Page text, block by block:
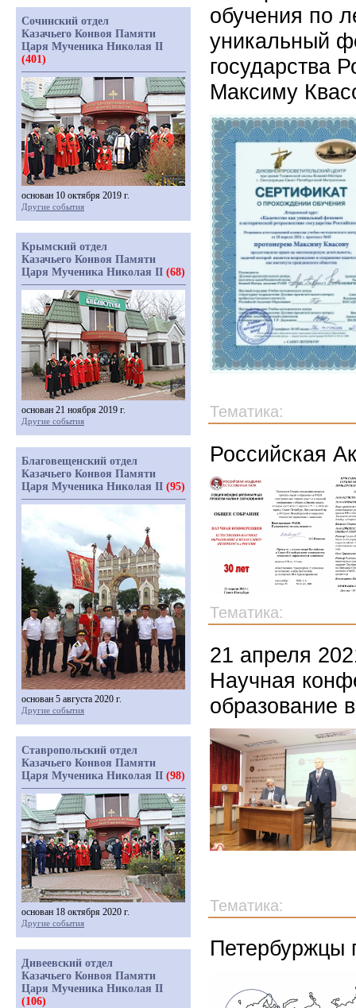
обучения по
уникальный
государства
Максиму
Тематика:
Российская
Тематика:
21 апреля
Научная
образование
Тематика:
Петербуржцы
Сочинский отдел
Казачьего Конвоя Памяти
Царя Мученика Николая II
(401)
основан 10 октября 2019 г.
Другие события
Крымский отдел
Казачьего Конвоя Памяти
Царя Мученика Николая II (68)
основан 21 ноября 2019 г.
Другие события
Благовещенский отдел
Казачьего Конвоя Памяти
Царя Мученика Николая II (95)
основан 5 августа 2020 г.
Другие события
Ставропольский отдел
Казачьего Конвоя Памяти
Царя Мученика Николая II (98)
основан 18 октября 2020 г.
Другие события
Дивеевский отдел
Казачьего Конвоя Памяти
Царя Мученика Николая II
(106)